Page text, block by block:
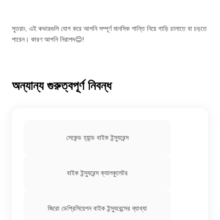
সুতরাং, এই কভারগুলি যোগ করে আপনি সম্পূর্ণ মানসিক শান্তি নিয়ে গাড়ি চালাতে বা চড়তে
পারেন। কারণ আপনি নিরাপদ😊!
অন্যান্য গুরুত্বপূর্ণ নিবন্ধ
সেকেন্ড হ্যান্ড বাইক ইন্স্যুরেন্স
বাইক ইন্স্যুরেন্স ক্যালকুলেটর
জিরো ডেপ্রিসিয়েশন বাইক ইন্স্যুরেন্সের ব্যাখ্যা